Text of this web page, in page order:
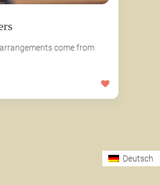
come from
Deutsch